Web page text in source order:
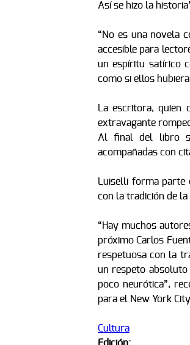
Así se hizo la
“No es una novela
accesible para
un espíritu satírico
como si ellos
La escritora, quien
extravagante
Al final del libro
acompañadas con
Luiselli forma parte
con la tradición de la
“Hay muchos
próximo Carlos
respetuosa con la
un respeto
poco neurótica”,
para el New York
Cultura